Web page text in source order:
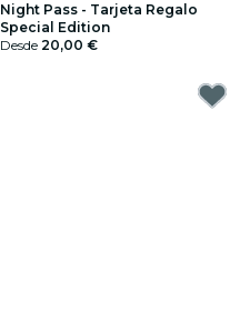
Night Pass - Tarjeta Regalo
Special Edition
Desde 20,00 €